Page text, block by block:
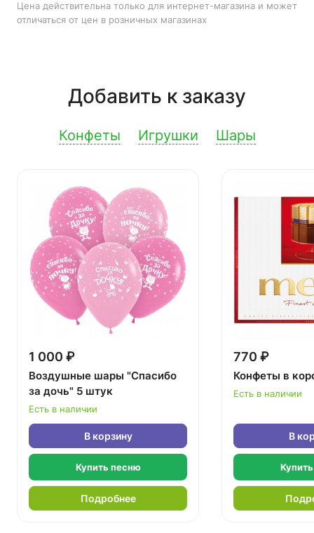
Цена действительна только для интернет-магазина и может
отличаться от цен в розничных магазинах
Добавить к заказу
Конфеты Игрушки Шары
1 000 ₽
Воздушные шары "Спасибо
за дочь" 5 штук
Есть в наличии
В корзину
Купить песню
Подробнее
770 ₽
Конфеты в
Есть в наличии
В